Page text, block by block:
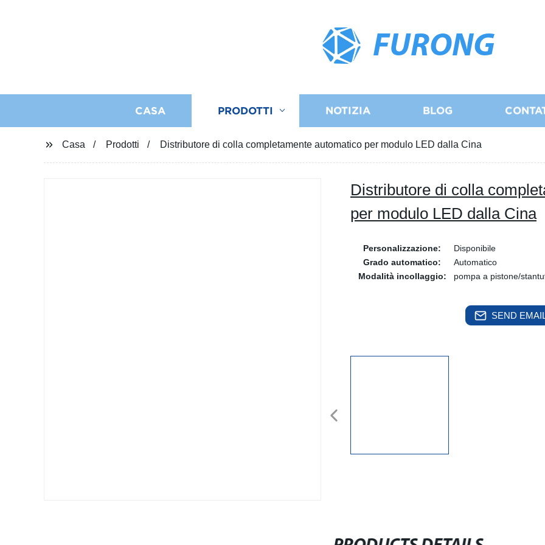
FURONG
CASA PRODOTTI NOTIZIA BLOG
Casa Prodotti Distributore di colla completamente automatico per modulo LED dalla Cina
Distributore di colla
per modulo LED dalla Cina
Personalizzazione:
Disponibile
Grado automatico:
Automatico
Modalità incollaggio:
pompa a pistone/
SEND